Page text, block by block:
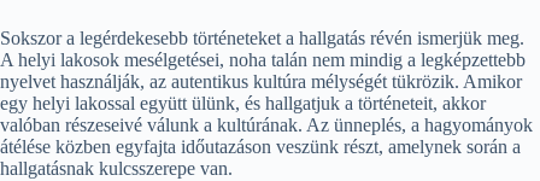
Sokszor a legérdekesebb történeteket a hallgatás révén ismerjük meg.
A helyi lakosok mesélgetései, noha talán nem mindig a legképzettebb
nyelvet használják, az autentikus kultúra mélységét tükrözik. Amikor
egy helyi lakossal együtt ülünk, és hallgatjuk a történeteit, akkor
valóban részeseivé válunk a kultúrának. Az ünneplés, a hagyományok
átélése közben egyfajta időutazáson veszünk részt, amelynek során a
hallgatásnak kulcsszerepe van.